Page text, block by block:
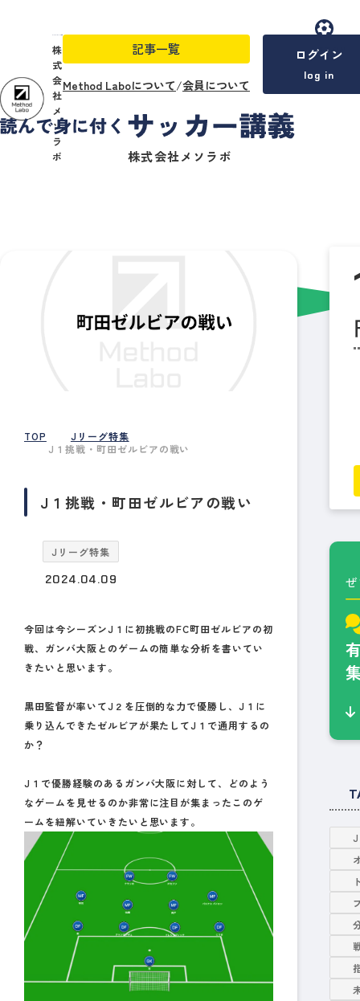
株
式
会
社
メ
ソ
ラ
ボ
記事一覧
Method Laboについて/会員について
ログイン
log in
株式会社メソラボ
menu
TOP
Jリーグ特集
J１挑戦・町田ゼルビアの戦い
J１挑戦・町田ゼルビアの戦い
Jリーグ特集
2024.04.09
今回は今シーズンJ１に初挑戦のFC町田ゼルビアの初
戦、ガンバ大阪とのゲームの簡単な分析を書いてい
きたいと思います。
黒田監督が率いてJ２を圧倒的な力で優勝し、J１に
乗り込んできたゼルビアが果たしてJ１で通用するの
か？
J１で優勝経験のあるガンバ大阪に対して、どのよう
なゲームを見せるのか非常に注目が集まったこのゲ
ームを紐解いていきたいと思います。